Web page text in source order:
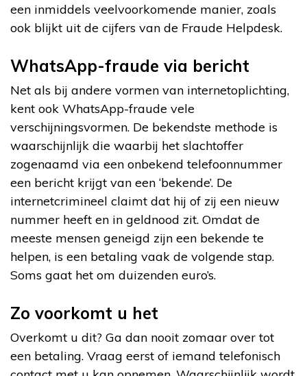
een inmiddels veelvoorkomende manier, zoals
ook blijkt uit de cijfers van de Fraude Helpdesk.
WhatsApp-fraude via bericht
Net als bij andere vormen van internetoplichting,
kent ook WhatsApp-fraude vele
verschijningsvormen. De bekendste methode is
waarschijnlijk die waarbij het slachtoffer
zogenaamd via een onbekend telefoonnummer
een bericht krijgt van een ‘bekende’. De
internetcrimineel claimt dat hij of zij een nieuw
nummer heeft en in geldnood zit. Omdat de
meeste mensen geneigd zijn een bekende te
helpen, is een betaling vaak de volgende stap.
Soms gaat het om duizenden euro’s.
Zo voorkomt u het
Overkomt u dit? Ga dan nooit zomaar over tot
een betaling. Vraag eerst of iemand telefonisch